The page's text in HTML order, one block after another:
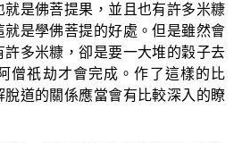
是佛菩提果，並且也有許多米糠
是學佛菩提的好處。但是雖然會
許多米糠，卻是要一大堆的穀子去
僧祇劫才會完成。作了這樣的比
脫道的關係應當會有比較深入的瞭